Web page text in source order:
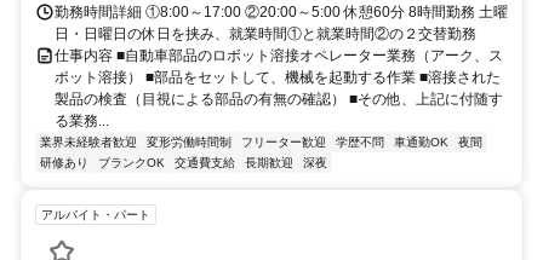
勤務時間詳細 ①8:00～17:00 ②20:00～5:00 休憩60分 8時間勤務 土曜
日・日曜日の休日を挟み、就業時間①と就業時間②の２交替勤務
仕事内容 ■自動車部品のロボット溶接オペレーター業務（アーク、ス
ポット溶接） ■部品をセットして、機械を起動する作業 ■溶接された
製品の検査（目視による部品の有無の確認） ■その他、上記に付随す
る業務...
業界未経験者歓迎 変形労働時間制 フリーター歓迎 学歴不問 車通勤OK
夜間
研修あり
ブランクOK 交通費支給 長期歓迎 深夜
アルバイト・パート